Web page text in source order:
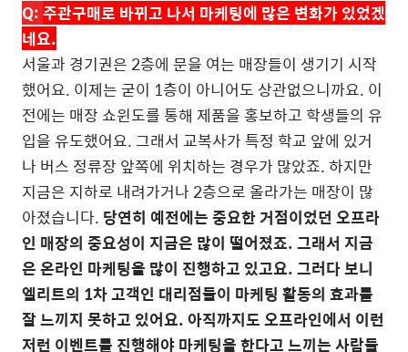
Q:주관구매로 바뀌고 나서 마케팅에 많은 변화가 있었겠
네요.
서울과 경기권은 2층에 문을 여는 매장들이 생기기 시작
했어요. 이제는 굳이 1층이 아니어도 상관없으니까요. 이
전에는 매장 쇼윈도를 통해 제품을 홍보하고 학생들의 유
입을 유도했어요. 그래서 교복사가 특정 학교 앞에 있거
나 버스 정류장 앞쪽에 위치하는 경우가 많았죠.하지만
지금은 지하로 내려가거나 2층으로 올라가는 매장이 많
아졌습니다. 당연히 예전에는 중요한 거점이었던 오프라
인 매장의 중요성이 지금은 많이 떨어졌죠.그래서 지금
은 온라인 마케팅을 많이 진행하고 있고요.그러다 보니
엘리트의 1차 고객인 대리점들이 마케팅 활동의 효과를
잘 느끼지 못하고 있어요.아직까지도 오프라인에서 이런
저런 이벤트를 진행해야 마케팅을 한다고 느끼는 사람들